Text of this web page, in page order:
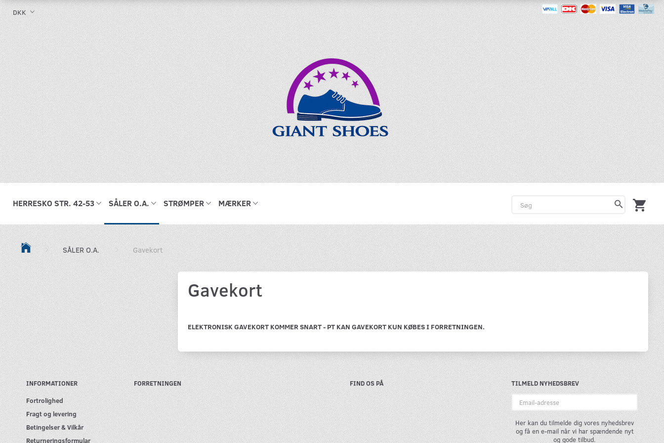
DKK
HERRESKO STR. 42-53 SÅLER O.A. STRØMPER MÆRKER
SÅLER O.A. Gavekort
Gavekort
ELEKTRONISK GAVEKORT KOMMER SNART - PT KAN GAVEKORT KUN KØBES I FORRETNINGEN.
INFORMATIONER
Fortrolighed
Fragt og levering
Betingelser & Vilkår
Returneringsformular
FORRETNINGEN FIND OS PÅ
TILMELD NYHEDSBREV
Her kan du tilmelde dig vores nyhedsbrev
og få en e-mail når vi har spændende nyt
og gode tilbud.